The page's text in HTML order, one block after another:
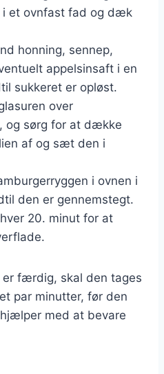
i et ovnfast fad og dæk
honning, sennep,
appelsinsaft i en
sukkeret er opløst.
over
og sørg for at dække
af og sæt den i
i ovnen i
den er gennemstegt.
20. minut for at
er færdig, skal den tages
par minutter, før den
med at bevare